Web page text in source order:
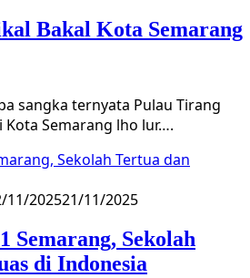
Bakal Kota Semarang
sangka ternyata Pulau Tirang
Semarang lho lur….
11/202521/11/2025
Semarang, Sekolah
di Indonesia